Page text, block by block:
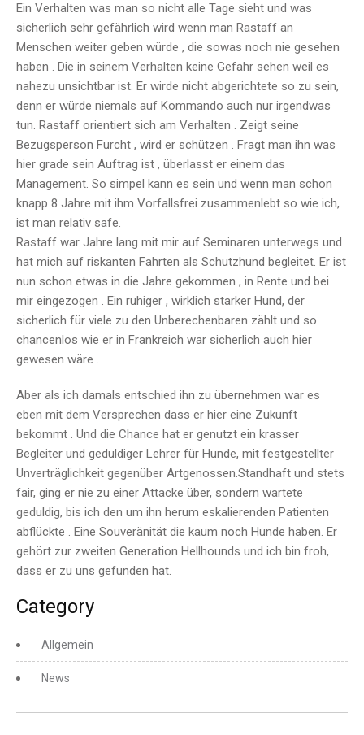
Ein Verhalten was man so nicht alle Tage sieht und was
sicherlich sehr gefährlich wird wenn man Rastaff an
Menschen weiter geben würde , die sowas noch nie gesehen
haben . Die in seinem Verhalten keine Gefahr sehen weil es
nahezu unsichtbar ist. Er wirde nicht abgerichtete so zu sein,
denn er würde niemals auf Kommando auch nur irgendwas
tun. Rastaff orientiert sich am Verhalten . Zeigt seine
Bezugsperson Furcht , wird er schützen . Fragt man ihn was
hier grade sein Auftrag ist , überlasst er einem das
Management. So simpel kann es sein und wenn man schon
knapp 8 Jahre mit ihm Vorfallsfrei zusammenlebt so wie ich,
ist man relativ safe.
Rastaff war Jahre lang mit mir auf Seminaren unterwegs und
hat mich auf riskanten Fahrten als Schutzhund begleitet. Er ist
nun schon etwas in die Jahre gekommen , in Rente und bei
mir eingezogen . Ein ruhiger , wirklich starker Hund, der
sicherlich für viele zu den Unberechenbaren zählt und so
chancenlos wie er in Frankreich war sicherlich auch hier
gewesen wäre .
Aber als ich damals entschied ihn zu übernehmen war es
eben mit dem Versprechen dass er hier eine Zukunft
bekommt . Und die Chance hat er genutzt ein krasser
Begleiter und geduldiger Lehrer für Hunde, mit festgestellter
Unverträglichkeit gegenüber Artgenossen.Standhaft und stets
fair, ging er nie zu einer Attacke über, sondern wartete
geduldig, bis ich den um ihn herum eskalierenden Patienten
abflückte . Eine Souveränität die kaum noch Hunde haben. Er
gehört zur zweiten Generation Hellhounds und ich bin froh,
dass er zu uns gefunden hat.
Category
Allgemein
News